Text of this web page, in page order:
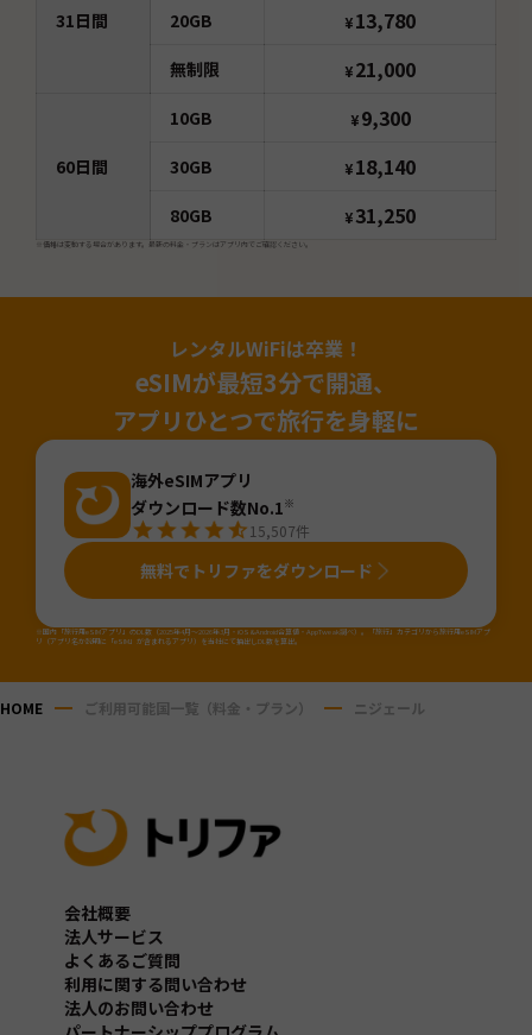
31日間 20GB ¥13,780
無制限 ¥21,000
60日間
10GB ¥ 9,300
30GB ¥18,140
80GB ¥31,250
※価格は変動する場合があります。最新の料金・プランはアプリ内でご確認ください。
レンタルWiFiは卒業！
eSIMが最短3分で開通、
アプリひとつで旅行を身軽に
海外eSIMアプリ
ダウンロード数No.1※
15,507件
無料でトリファをダウンロード
※国内「旅行用eSIMアプリ」のDL数（2025年4月～2026年3月・iOS&Android合算値・AppTweak調べ）。「旅行」カテゴリから旅行用eSIMアプ
リ（アプリ名か説明に「eSIM」が含まれるアプリ）を当社にて抽出しDL数を算出。
HOME ご利用可能国一覧（料金・プラン） ニジェール
会社概要
法人サービス
よくあるご質問
利用に関する問い合わせ
法人のお問い合わせ